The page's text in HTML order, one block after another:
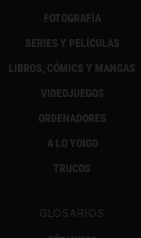
FOTOGRAFÍA
SERIES Y PELÍCULAS
LIBROS, CÓMICS Y MANGAS
VIDEOJUEGOS
ORDENADORES
A LO YOIGO
TRUCOS
GLOSARIOS